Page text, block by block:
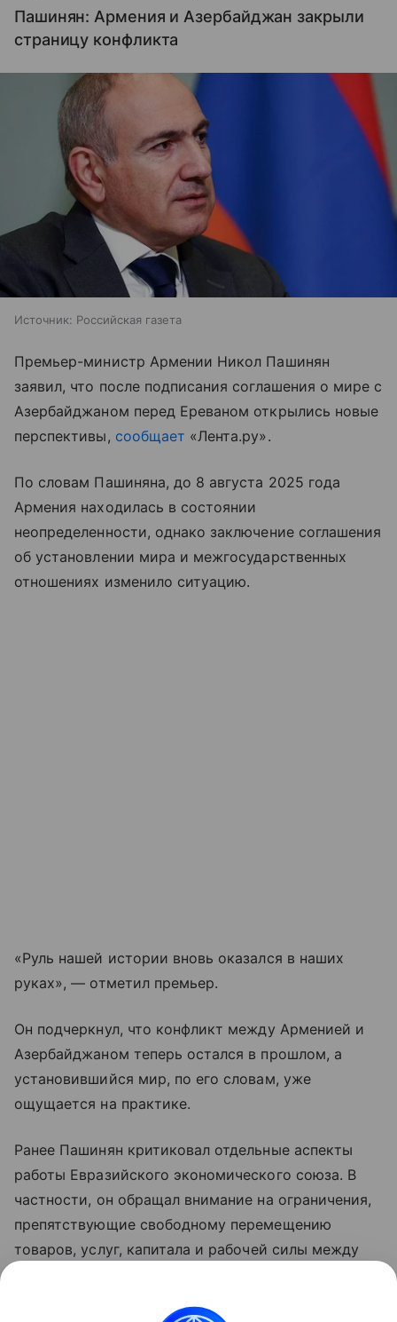
Пашинян: Армения и Азербайджан закрыли
страницу конфликта
Источник: Российская газета
Премьер-министр Армении Никол Пашинян
заявил, что после подписания соглашения о мире с
Азербайджаном перед Ереваном открылись новые
перспективы, сообщает «Лента.ру».
По словам Пашиняна, до 8 августа 2025 года
Армения находилась в состоянии
неопределенности, однако заключение соглашения
об установлении мира и межгосударственных
отношениях изменило ситуацию.
«Руль нашей истории вновь оказался в наших
руках», — отметил премьер.
Он подчеркнул, что конфликт между Арменией и
Азербайджаном теперь остался в прошлом, а
установившийся мир, по его словам, уже
ощущается на практике.
Ранее Пашинян критиковал отдельные аспекты
работы Евразийского экономического союза. В
частности, он обращал внимание на ограничения,
препятствующие свободному перемещению
товаров, услуг, капитала и рабочей силы между